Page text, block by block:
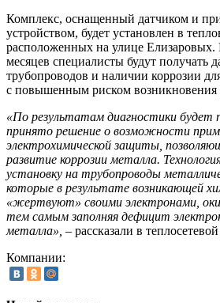
Комплекс, оснащенный датчиком и
устройством, будет установлен в
расположенных на улице Елизаровых.
месяцев специалисты будут получать
трубопроводов и наличии коррозии
с повышенным риском возникновения
«По результатам диагностики будет
принято решение о возможности
электрохимической защиты,
развитие коррозии металла.
установку на трубопроводы
которые в результате возникающей
«жертвуют» своими электронами,
тем самым заполняя дефицит
металла», – рассказали в
Компании: